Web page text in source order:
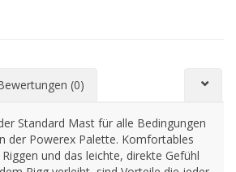
(0)
Standard Mast für alle Bedingungen
der Powerex Palette. Komfortables
und das leichte, direkte Gefühl